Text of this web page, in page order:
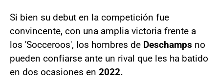
Si bien su debut en la competición fue
convincente, con una amplia victoria frente a
los 'Socceroos', los hombres de Deschamps no
pueden confiarse ante un rival que les ha batido
en dos ocasiones en 2022.